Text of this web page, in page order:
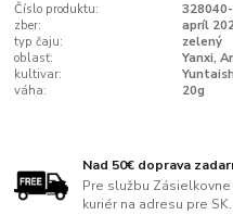
Číslo produktu:
zber:
apríl
typ čaju:
zelený
oblasť:
Yanxi,
kultivar:
váha:
20g
Nad 50€ doprava
Pre službu Zásielkovne
kuriér na adresu pre SK.